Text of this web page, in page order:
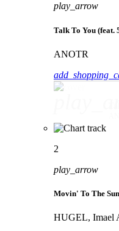
play_arrow
Talk To You (feat.
ANOTR
2
play_arrow
Movin' To The Sun
HUGEL, Imael